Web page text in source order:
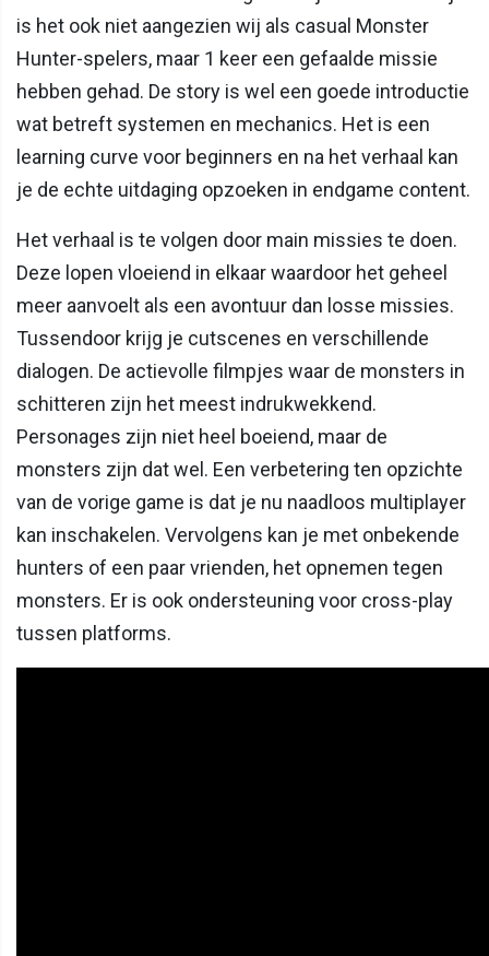
is het ook niet aangezien wij als casual Monster
Hunter-spelers, maar 1 keer een gefaalde missie
hebben gehad. De story is wel een goede introductie
wat betreft systemen en mechanics. Het is een
learning curve voor beginners en na het verhaal kan
je de echte uitdaging opzoeken in endgame content.
Het verhaal is te volgen door main missies te doen.
Deze lopen vloeiend in elkaar waardoor het geheel
meer aanvoelt als een avontuur dan losse missies.
Tussendoor krijg je cutscenes en verschillende
dialogen. De actievolle filmpjes waar de monsters in
schitteren zijn het meest indrukwekkend.
Personages zijn niet heel boeiend, maar de
monsters zijn dat wel. Een verbetering ten opzichte
van de vorige game is dat je nu naadloos multiplayer
kan inschakelen. Vervolgens kan je met onbekende
hunters of een paar vrienden, het opnemen tegen
monsters. Er is ook ondersteuning voor cross-play
tussen platforms.